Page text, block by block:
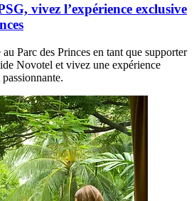
vivez l’expérience exclusive
Parc des Princes en tant que supporter
Novotel et vivez une expérience